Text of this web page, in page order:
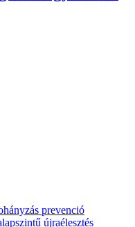
prevenció
újraélesztés